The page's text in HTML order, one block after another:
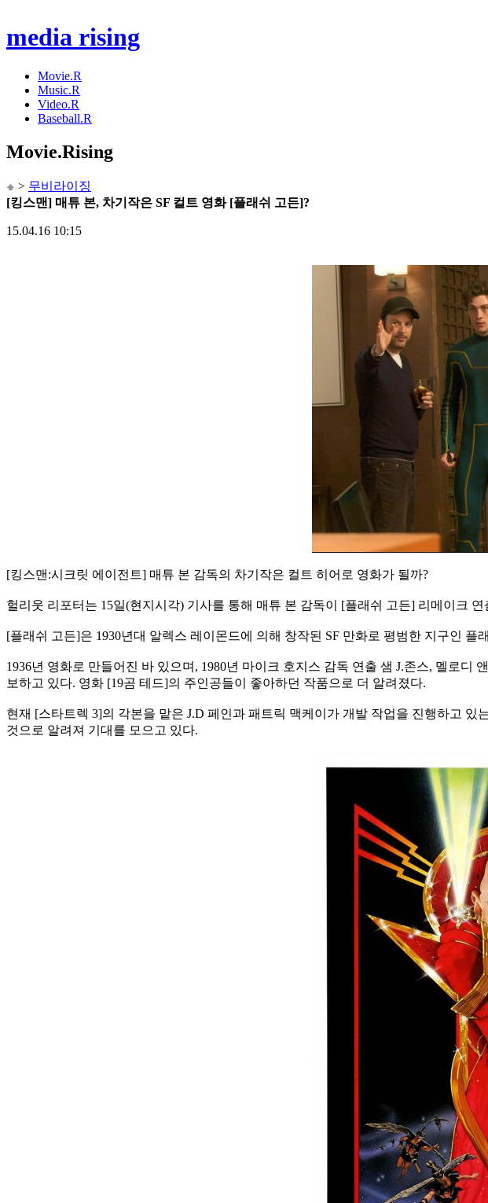
media rising
Movie.R
Music.R
Video.R
Baseball.R
Movie.Rising
> 무비라이징
[킹스맨] 매튜 본, 차기작은 SF 컬트 영화 [플래쉬 고든]?
15.04.16 10:15
[킹스맨:시크릿 에이전트] 매튜 본 감독의 차기작은 컬트 히어로 영화가 될까?
헐리웃 리포터는 15일(현지시각) 기사를 통해 매튜 본 감독이 [플래쉬 고든] 리메이크
[플래쉬 고든]은 1930년대 알렉스 레이몬드에 의해 창작된 SF 만화로 평범한 지구인
1936년 영화로 만들어진 바 있으며, 1980년 마이크 호지스 감독 연출 샘 J.존스, 멜로
보하고 있다. 영화 [19곰 테드]의 주인공들이 좋아하던 작품으로 더 알려졌다.
현재 [스타트렉 3]의 각본을 맡은 J.D 페인과 패트릭 맥케이가 개발 작업을 진행하고
것으로 알려져 기대를 모으고 있다.